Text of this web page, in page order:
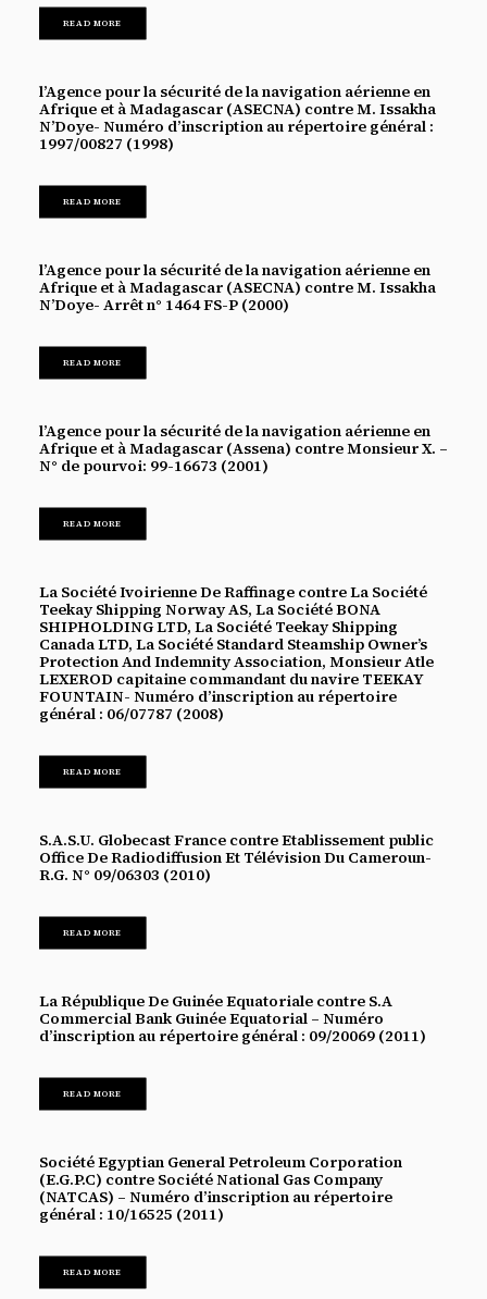
READ MORE
l’Agence pour la sécurité de la navigation aérienne en
Afrique et à Madagascar (ASECNA) contre M. Issakha
N’Doye- Numéro d’inscription au répertoire général :
1997/00827 (1998)
READ MORE
l’Agence pour la sécurité de la navigation aérienne en
Afrique et à Madagascar (ASECNA) contre M. Issakha
N’Doye- Arrêt n° 1464 FS-P (2000)
READ MORE
l’Agence pour la sécurité de la navigation aérienne en
Afrique et à Madagascar (Assena) contre Monsieur X. –
N° de pourvoi: 99-16673 (2001)
READ MORE
La Société Ivoirienne De Raffinage contre La Société
Teekay Shipping Norway AS, La Société BONA
SHIPHOLDING LTD, La Société Teekay Shipping
Canada LTD, La Société Standard Steamship Owner’s
Protection And Indemnity Association, Monsieur Atle
LEXEROD capitaine commandant du navire TEEKAY
FOUNTAIN- Numéro d’inscription au répertoire
général : 06/07787 (2008)
READ MORE
S.A.S.U. Globecast France contre Etablissement public
Office De Radiodiffusion Et Télévision Du Cameroun-
R.G. N° 09/06303 (2010)
READ MORE
La République De Guinée Equatoriale contre S.A
Commercial Bank Guinée Equatorial – Numéro
d’inscription au répertoire général : 09/20069 (2011)
READ MORE
Société Egyptian General Petroleum Corporation
(E.G.P.C) contre Société National Gas Company
(NATCAS) – Numéro d’inscription au répertoire
général : 10/16525 (2011)
READ MORE